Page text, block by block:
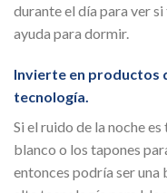
durante el día para ver
ayuda para dormir.
Invierte en productos
tecnología.
Si el ruido de la noche
blanco o los tapones
entonces podría ser